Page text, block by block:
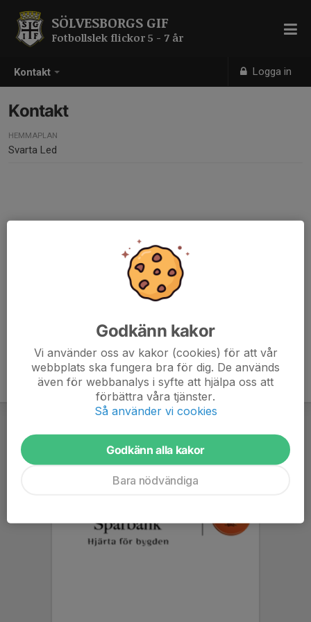
Kontakt Logga in
SÖLVESBORGS GIF
Fotbollslek flickor 5 - 7 år
Kontakt
HEMMAPLAN
Svarta Led
Godkänn kakor
Vi använder oss av kakor (cookies) för att vår
webbplats ska fungera bra för dig. De används
även för webbanalys i syfte att hjälpa oss att
förbättra våra tjänster.
Så använder vi cookies
Godkänn alla kakor
Bara nödvändiga